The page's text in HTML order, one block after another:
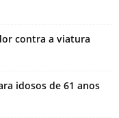
contra a viatura
idosos de 61 anos